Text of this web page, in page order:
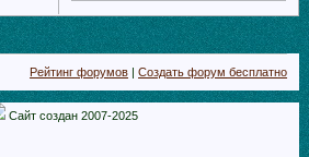
Рейтинг форумов |Создать форум бесплатно
Сайт создан 2007-2025